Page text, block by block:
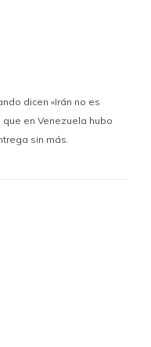
dicen «Irán no es
en Venezuela hubo
sin más.